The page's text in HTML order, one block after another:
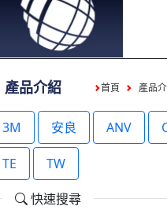
產品介紹 首頁 產品
3M 安良 ANV
TE TW
快速搜尋